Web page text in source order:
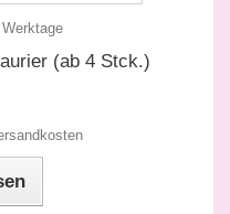
(ab 4 Stck.)